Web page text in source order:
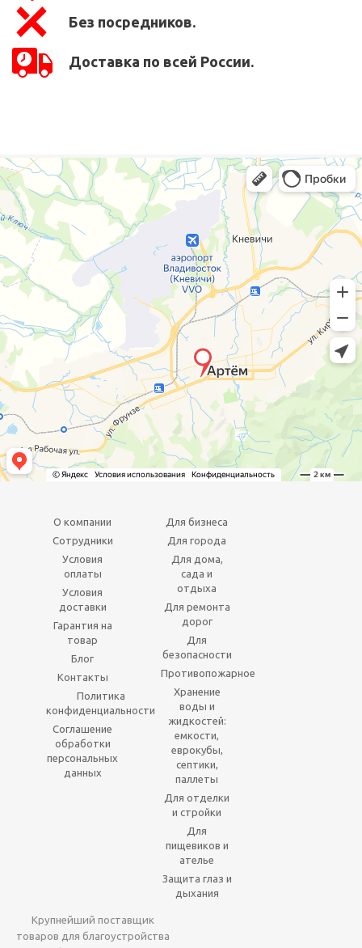
Без посредников.
Доставка по всей России.
О компании
Сотрудники
Условия
оплаты
Условия
доставки
Гарантия на
товар
Блог
Контакты
Политика
конфиденциальности
Соглашение
обработки
персональных
данных
Для бизнеса
Для города
Для дома,
сада и
отдыха
Для ремонта
дорог
Для
безопасности
Противопожарное
Хранение
воды и
жидкостей:
емкости,
еврокубы,
септики,
паллеты
Для отделки
и стройки
Для
пищевиков и
ателье
Защита глаз и
дыхания
Крупнейший поставщик
товаров для благоустройства